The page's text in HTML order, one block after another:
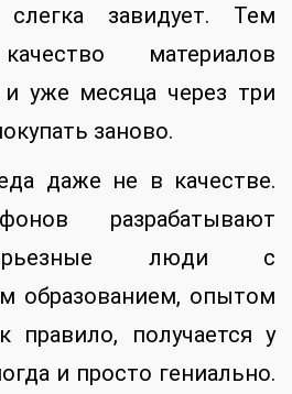
слегка завидует. Тем
материалов
и уже месяца через три
заново.
даже не в качестве.
разрабатывают
люди с
образованием, опытом
правило, получается у
и просто гениально.